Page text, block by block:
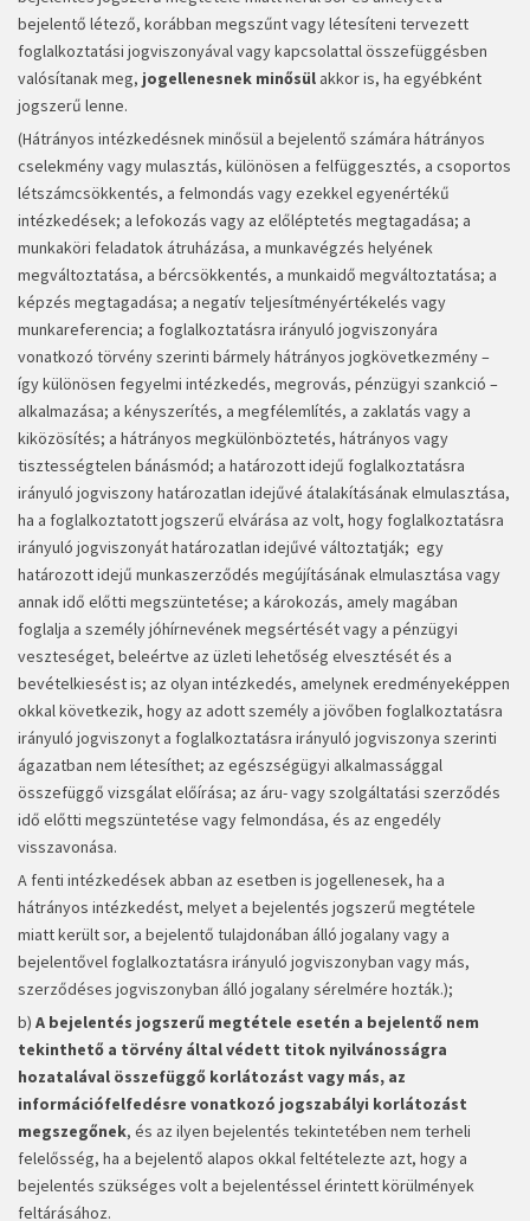
bejelentő létező, korábban megszűnt vagy létesíteni tervezett
foglalkoztatási jogviszonyával vagy kapcsolattal összefüggésben
valósítanak meg, jogellenesnek minősül akkor is, ha egyébként
jogszerű lenne.
(Hátrányos intézkedésnek minősül a bejelentő számára hátrányos
cselekmény vagy mulasztás, különösen a felfüggesztés, a csoportos
létszámcsökkentés, a felmondás vagy ezekkel egyenértékű
intézkedések; a lefokozás vagy az előléptetés megtagadása; a
munkaköri feladatok átruházása, a munkavégzés helyének
megváltoztatása, a bércsökkentés, a munkaidő megváltoztatása; a
képzés megtagadása; a negatív teljesítményértékelés vagy
munkareferencia; a foglalkoztatásra irányuló jogviszonyára
vonatkozó törvény szerinti bármely hátrányos jogkövetkezmény –
így különösen fegyelmi intézkedés, megrovás, pénzügyi szankció –
alkalmazása; a kényszerítés, a megfélemlítés, a zaklatás vagy a
kiközösítés; a hátrányos megkülönböztetés, hátrányos vagy
tisztességtelen bánásmód; a határozott idejű foglalkoztatásra
irányuló jogviszony határozatlan idejűvé átalakításának elmulasztása,
ha a foglalkoztatott jogszerű elvárása az volt, hogy foglalkoztatásra
irányuló jogviszonyát határozatlan idejűvé változtatják; egy
határozott idejű munkaszerződés megújításának elmulasztása vagy
annak idő előtti megszüntetése; a károkozás, amely magában
foglalja a személy jóhírnevének megsértését vagy a pénzügyi
veszteséget, beleértve az üzleti lehetőség elvesztését és a
bevételkiesést is; az olyan intézkedés, amelynek eredményeképpen
okkal következik, hogy az adott személy a jövőben foglalkoztatásra
irányuló jogviszonyt a foglalkoztatásra irányuló jogviszonya szerinti
ágazatban nem létesíthet; az egészségügyi alkalmassággal
összefüggő vizsgálat előírása; az áru- vagy szolgáltatási szerződés
idő előtti megszüntetése vagy felmondása, és az engedély
visszavonása.
A fenti intézkedések abban az esetben is jogellenesek, ha a
hátrányos intézkedést, melyet a bejelentés jogszerű megtétele
miatt került sor, a bejelentő tulajdonában álló jogalany vagy a
bejelentővel foglalkoztatásra irányuló jogviszonyban vagy más,
szerződéses jogviszonyban álló jogalany sérelmére hozták.);
b) A bejelentés jogszerű megtétele esetén a bejelentő nem
tekinthető a törvény által védett titok nyilvánosságra
hozatalával összefüggő korlátozást vagy más, az
információfelfedésre vonatkozó jogszabályi korlátozást
megszegőnek, és az ilyen bejelentés tekintetében nem terheli
felelősség, ha a bejelentő alapos okkal feltételezte azt, hogy a
bejelentés szükséges volt a bejelentéssel érintett körülmények
feltárásához.